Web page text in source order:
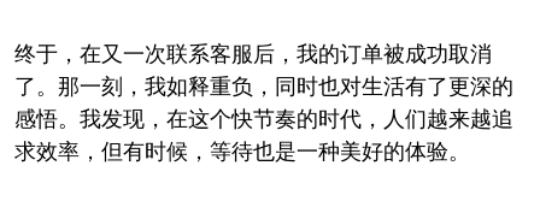
终于，在又一次联系客服后，我的订单被成功取消
了。那一刻，我如释重负，同时也对生活有了更深的
感悟。我发现，在这个快节奏的时代，人们越来越追
求效率，但有时候，等待也是一种美好的体验。